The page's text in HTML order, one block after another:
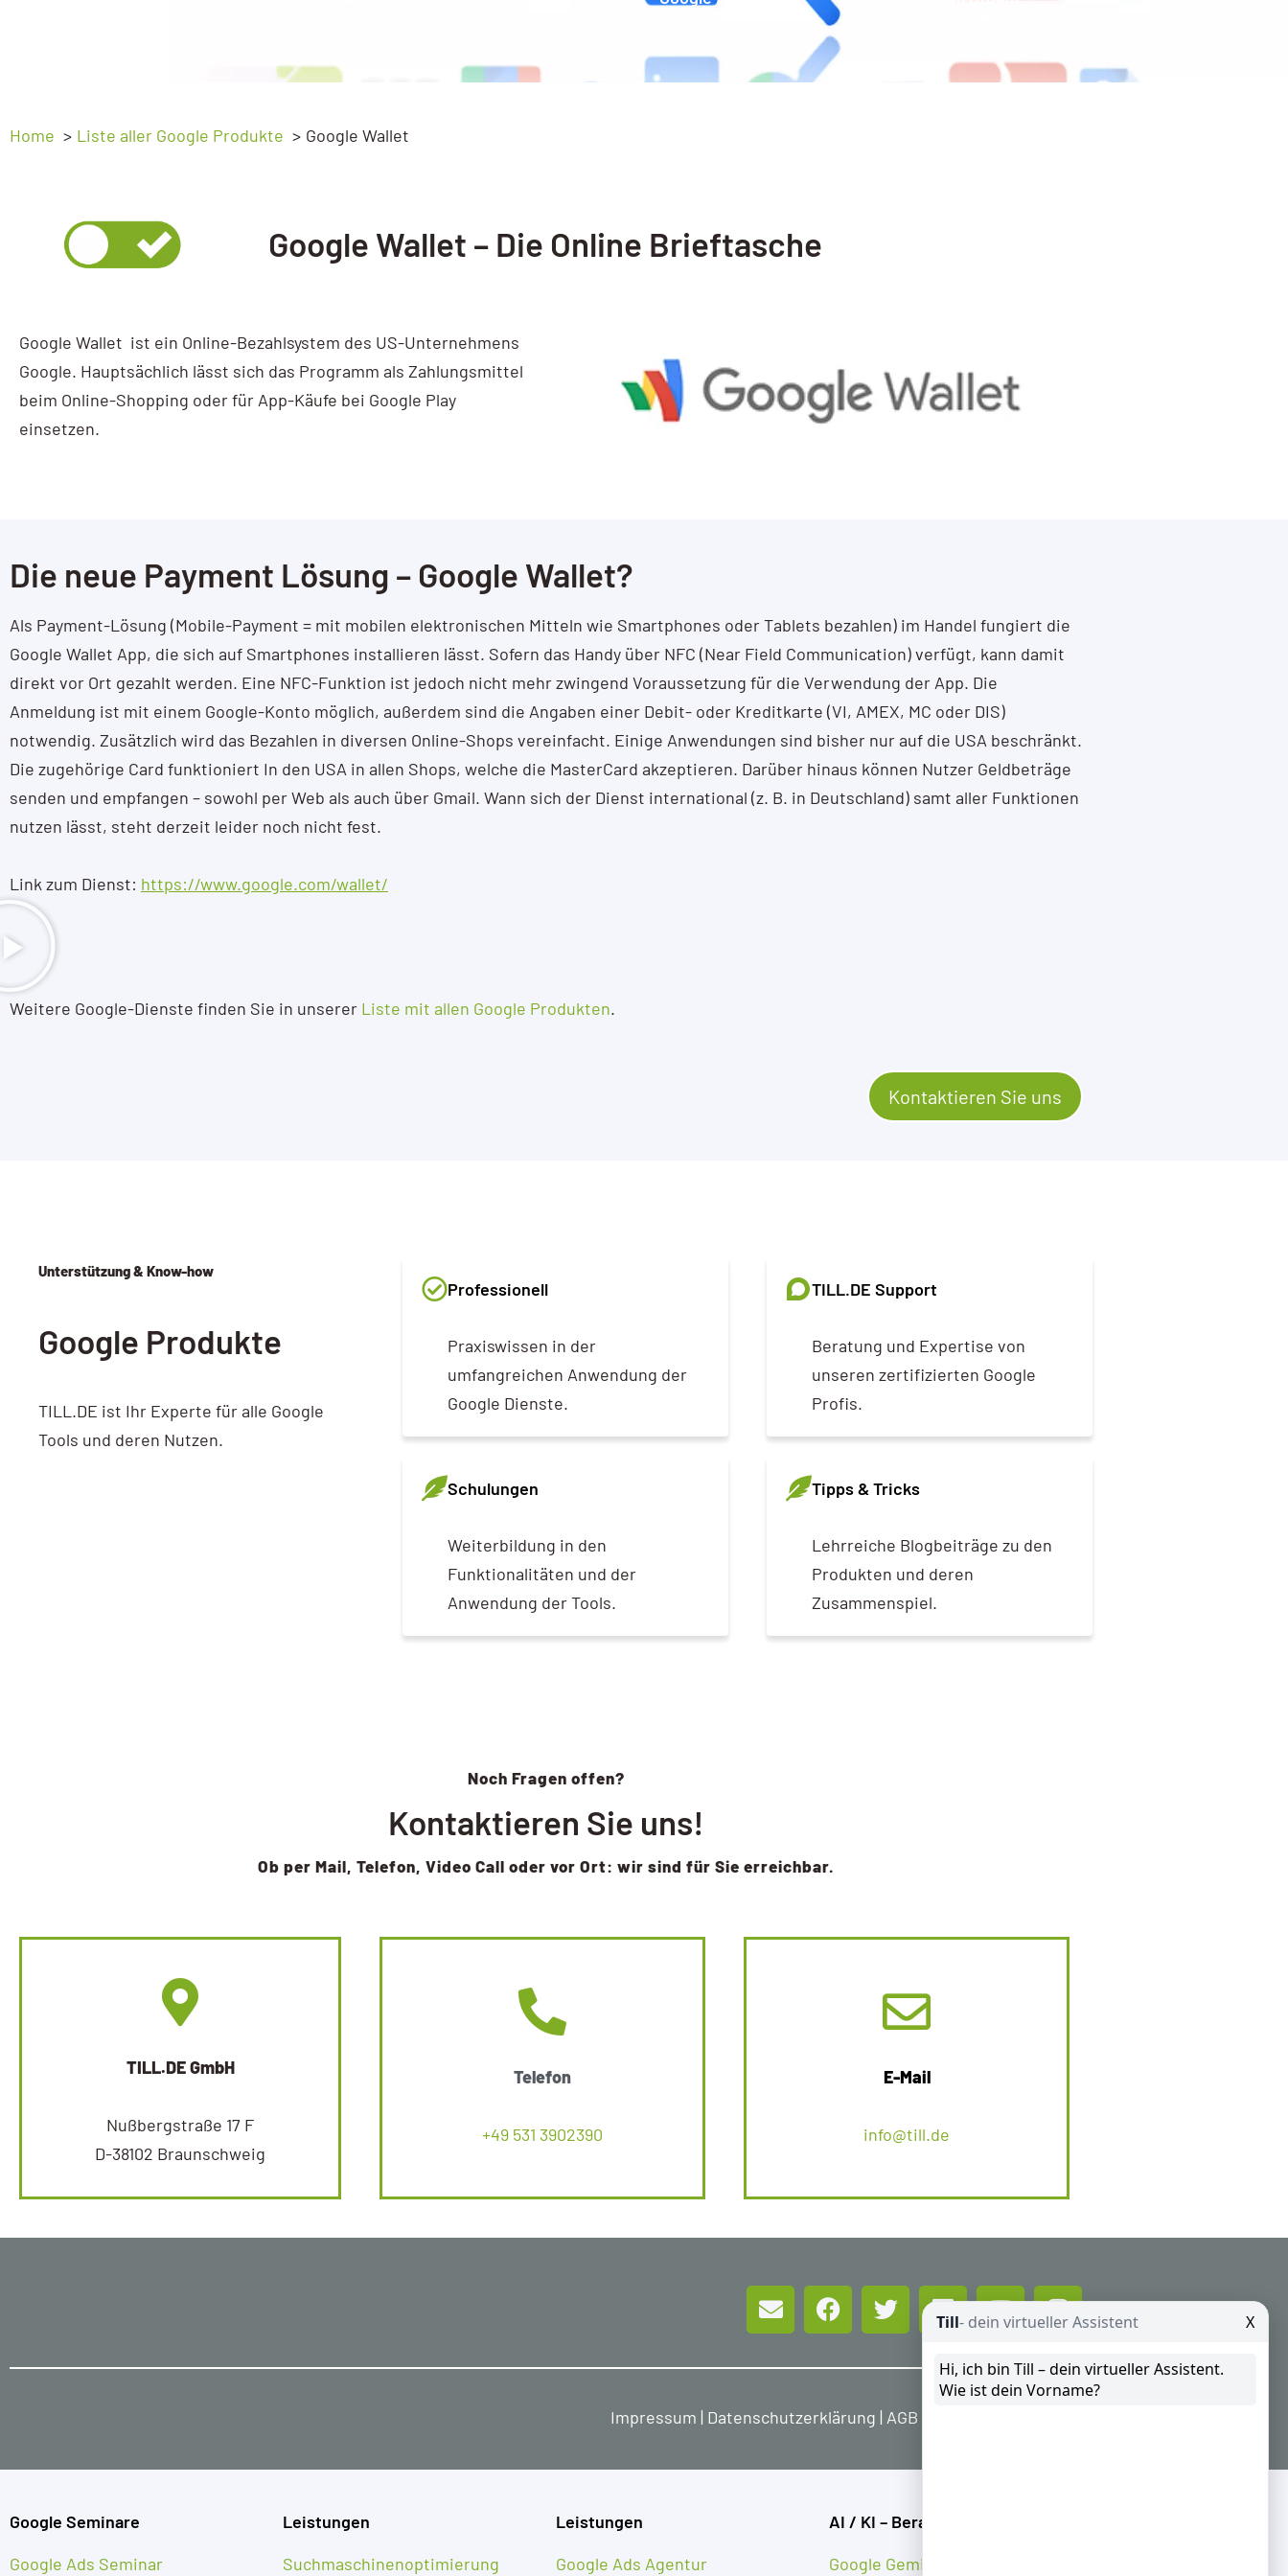
My Business Workshop
GA4 Kompakt
Google Tag Manager
Tag Manager
Search vs Chatbot
Google Data Studio
GEO – SEO für KI
Home Liste aller Google Produkte Google Wallet
Google Wallet – Die Online Brieftasche
Google Wallet ist ein Online-Bezahlsystem des US-Unternehmens
Google. Hauptsächlich lässt sich das Programm als Zahlungsmittel
beim Online-Shopping oder für App-Käufe bei Google Play
einsetzen.
Die neue Payment Lösung – Google Wallet?
Als Payment-Lösung (Mobile-Payment = mit mobilen elektronischen Mitteln wie Smartphones oder Tablets bezahlen) im Handel fungiert die
Google Wallet App, die sich auf Smartphones installieren lässt. Sofern das Handy über NFC (Near Field Communication) verfügt, kann damit
direkt vor Ort gezahlt werden. Eine NFC-Funktion ist jedoch nicht mehr zwingend Voraussetzung für die Verwendung der App. Die
Anmeldung ist mit einem Google-Konto möglich, außerdem sind die Angaben einer Debit- oder Kreditkarte (VI, AMEX, MC oder DIS)
notwendig. Zusätzlich wird das Bezahlen in diversen Online-Shops vereinfacht. Einige Anwendungen sind bisher nur auf die USA beschränkt.
Die zugehörige Card funktioniert In den USA in allen Shops, welche die MasterCard akzeptieren. Darüber hinaus können Nutzer Geldbeträge
senden und empfangen – sowohl per Web als auch über Gmail. Wann sich der Dienst international (z. B. in Deutschland) samt aller Funktionen
nutzen lässt, steht derzeit leider noch nicht fest.
Link zum Dienst: https://www.google.com/wallet/
Weitere Google-Dienste finden Sie in unserer Liste mit allen Google Produkten.
Kontaktieren Sie uns
Unterstützung & Know-how
Google Produkte
TILL.DE ist Ihr Experte für alle Google
Tools und deren Nutzen.
Professionell
Praxiswissen in der
umfangreichen Anwendung der
Google Dienste.
Schulungen
Weiterbildung in den
Funktionalitäten und der
Anwendung der Tools.
TILL.DE Support
Beratung und Expertise von
unseren zertifizierten Google
Profis.
Tipps & Tricks
Lehrreiche Blogbeiträge zu den
Produkten und deren
Zusammenspiel.
Noch Fragen offen?
Kontaktieren Sie uns!
Ob per Mail, Telefon, Video Call oder vor Ort: wir sind für Sie erreichbar.
TILL.DE GmbH
Nußbergstraße 17 F
D-38102 Braunschweig
Telefon
+49 531 3902390
E-Mail
info@till.de
Impressum | Datenschutzerklärung | AGB
Google Seminare
Google Ads Seminar
Leistungen
Suchmaschinenoptimierung
Leistungen
Google Ads Agentur
AI / KI – Beratung
Google Gemini